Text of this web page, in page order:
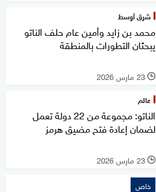
شرق أوسط
محمد بن زايد وأمين عام حلف الناتو
يبحثان التطورات بالمنطقة
l 23 مارس 2026
عالم
الناتو: مجموعة من 22 دولة تعمل
لضمان إعادة فتح مضيق هرمز
l 23 مارس 2026
خاص